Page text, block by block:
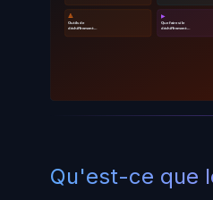
🔺
Outils de
déchiffrement…
▶
Que faire si le
déchiffrement…
Qu'est-ce que